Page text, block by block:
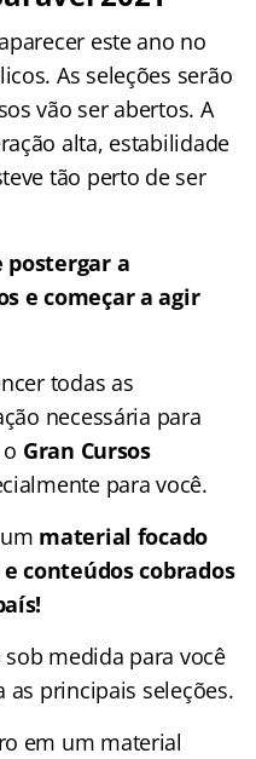
este ano no
As seleções serão
vão ser abertos. A
alta, estabilidade
tão perto de ser
postergar a
e começar a agir
todas as
necessária para
Gran Cursos
para você.
material focado
conteúdos cobrados
medida para você
as principais seleções.
em um material